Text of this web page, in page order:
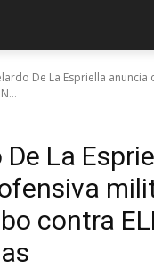
De La Espriella anuncia
La
contra